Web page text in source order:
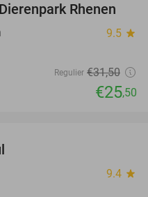
19%
Rhenen
9.5 star
Regulier €31,50
€25,50
9.4 star